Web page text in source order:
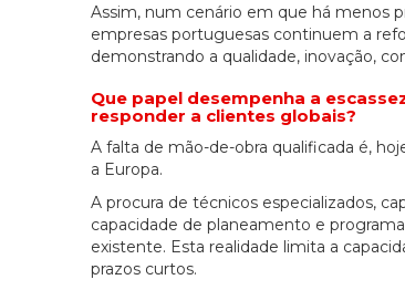
Assim, num cenário em que há menos
empresas portuguesas continuem a
demonstrando a qualidade, inovação,
Que papel desempenha a
responder a clientes globais?
A falta de mão-de-obra qualificada é,
a Europa.
A procura de técnicos especializados,
capacidade de planeamento e
existente. Esta realidade limita a
prazos curtos.